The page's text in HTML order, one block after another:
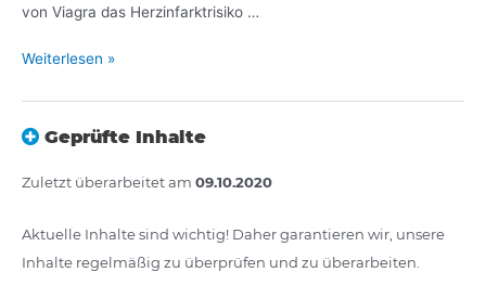
von Viagra das Herzinfarktrisiko …
Weiterlesen »
Geprüfte Inhalte
Zuletzt überarbeitet am 09.10.2020
Aktuelle Inhalte sind wichtig! Daher garantieren wir, unsere
Inhalte regelmäßig zu überprüfen und zu überarbeiten.